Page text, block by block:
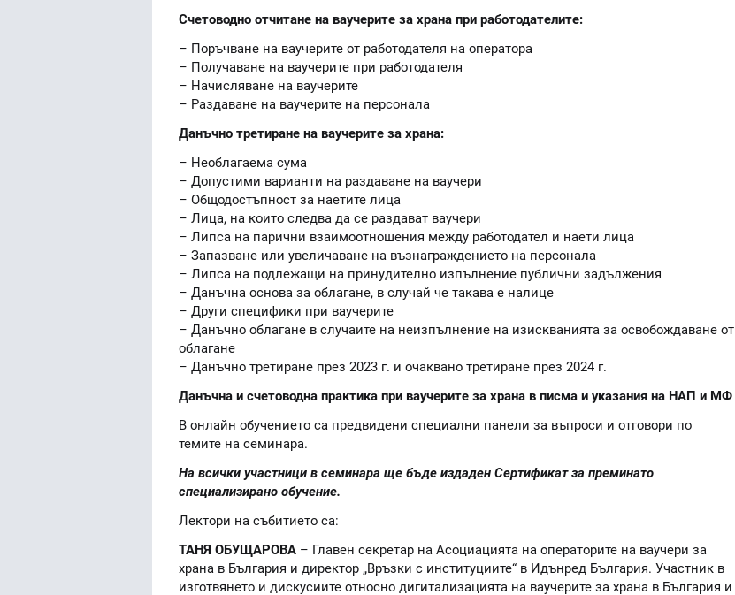
Счетоводно отчитане на ваучерите за храна при работодателите:
– Поръчване на ваучерите от работодателя на оператора
– Получаване на ваучерите при работодателя
– Начисляване на ваучерите
– Раздаване на ваучерите на персонала
Данъчно третиране на ваучерите за храна:
– Необлагаема сума
– Допустими варианти на раздаване на ваучери
– Общодостъпност за наетите лица
– Лица, на които следва да се раздават ваучери
– Липса на парични взаимоотношения между работодател и наети лица
– Запазване или увеличаване на възнаграждението на персонала
– Липса на подлежащи на принудително изпълнение публични задължения
– Данъчна основа за облагане, в случай че такава е налице
– Други специфики при ваучерите
– Данъчно облагане в случаите на неизпълнение на изискванията за освобождаване от
облагане
– Данъчно третиране през 2023 г. и очаквано третиране през 2024 г.
Данъчна и счетоводна практика при ваучерите за храна в писма и указания на НАП и МФ
В онлайн обучението са предвидени специални панели за въпроси и отговори по
темите на семинара.
На всички участници в семинара ще бъде издаден Сертификат за преминато
специализирано обучение.
Лектори на събитието са:
ТАНЯ ОБУЩАРОВА – Главен секретар на Асоциацията на операторите на ваучери за
храна в България и директор „Връзки с институциите“ в Идънред България. Участник в
изготвянето и дискусиите относно дигитализацията на ваучерите за храна в България и